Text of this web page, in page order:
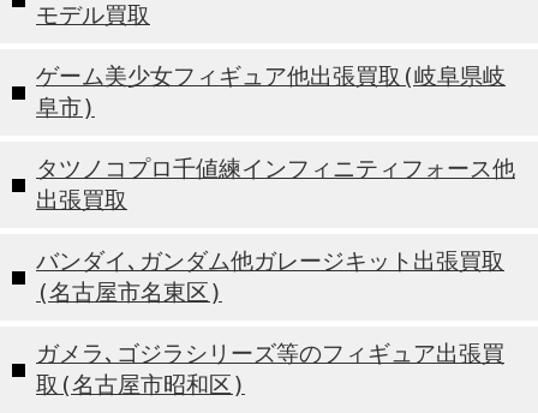
モデル買取
ゲーム美少女フィギュア他出張買取(岐阜県岐
阜市)
タツノコプロ千値練インフィニティフォース他
出張買取
バンダイ､ガンダム他ガレージキット出張買取
(名古屋市名東区)
ガメラ､ゴジラシリーズ等のフィギュア出張買
取(名古屋市昭和区)